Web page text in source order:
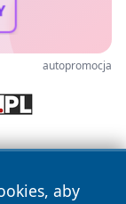
autopromocja
aby